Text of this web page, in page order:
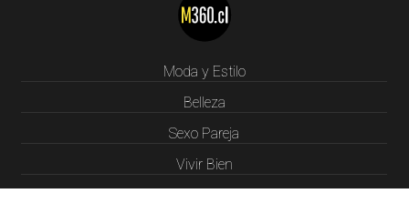
Moda y Estilo
Belleza
Sexo Pareja
Vivir Bien